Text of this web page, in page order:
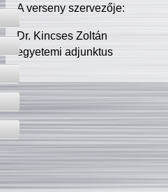
A verseny szervezője:
Dr. Kincses Zoltán
egyetemi adjunktus